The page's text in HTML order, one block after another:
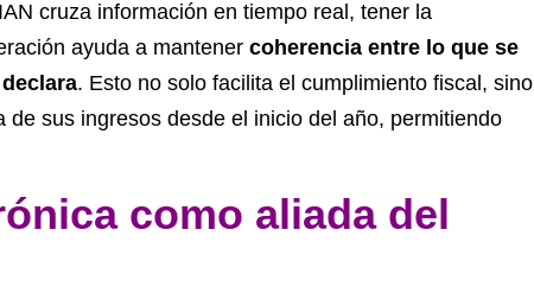
cruza información en tiempo real, tener la
ayuda a mantener coherencia entre lo que se
. Esto no solo facilita el cumplimiento fiscal, sino
sus ingresos desde el inicio del año, permitiendo
como aliada del